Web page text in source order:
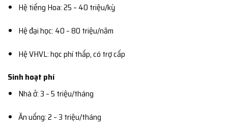
Hệ tiếng Hoa: 25 – 40 triệu/kỳ
Hệ đại học: 40 – 80 triệu/năm
Hệ VHVL: học phí thấp, có trợ cấp
Sinh hoạt phí
Nhà ở: 3 – 5 triệu/tháng
Ăn uống: 2 – 3 triệu/tháng